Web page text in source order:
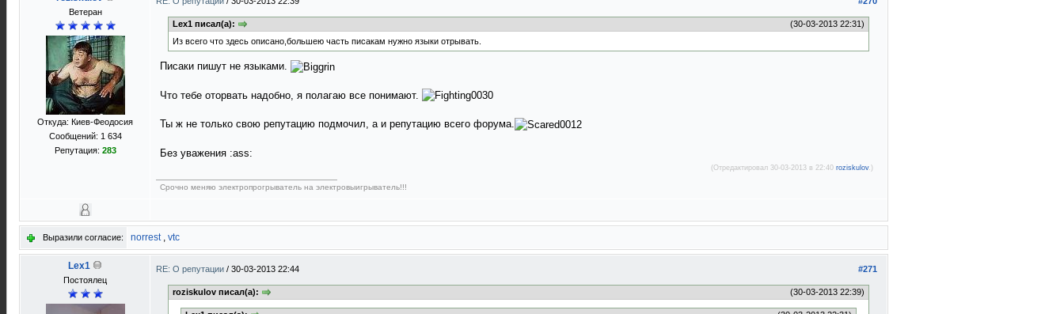
Ветеран
Откуда: Киев-Феодосия
Сообщений: 1 634
Репутация: 283
(30-03-2013 22:31)
Lex1 писал(а):
Из всего что здесь описано,большею часть писакам нужно языки отрывать.
Писаки пишут не языками.
Что тебе оторвать надобно, я полагаю все понимают.
Ты ж не только свою репутацию подмочил, а и репутацию всего форума.
Без уважения :ass:
(Отредактировал 30-03-2013 в 22:40 roziskulov.)
Срочно меняю электропрогрыватель на электровыигрыватель!!!
Выразили согласие: norrest, vtc
Lex1
Постоялец
#271
RE: О репутации / 30-03-2013 22:44
(30-03-2013 22:39)
roziskulov писал(а):